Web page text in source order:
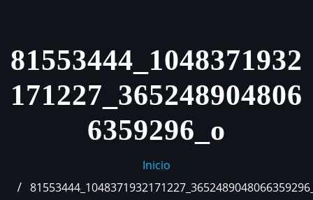
81553444_1048371932
171227_365248904806
6359296_o
Inicio